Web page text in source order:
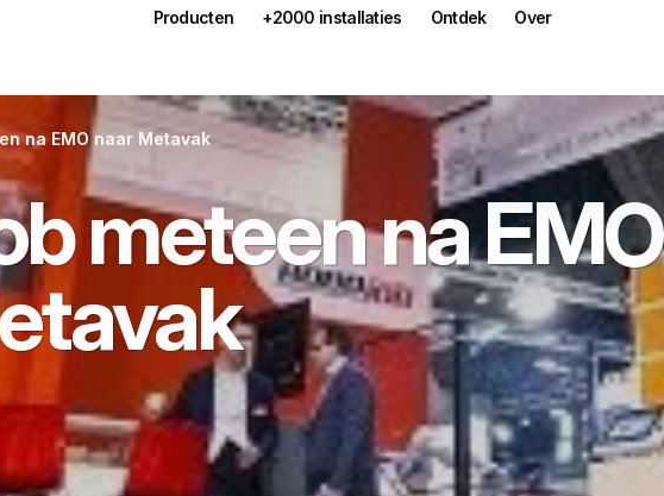
Producten +2000 installaties Ontdek Over
na EMO naar Metavak
meteen na EMO